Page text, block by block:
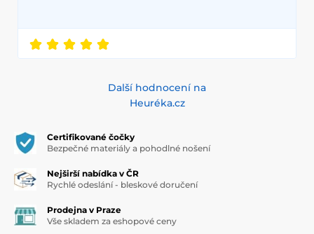
Další hodnocení na
Heuréka.cz
Certifikované čočky
Bezpečné materiály a pohodlné nošení
Nejširší nabídka v ČR
Rychlé odeslání - bleskové doručení
Prodejna v Praze
Vše skladem za eshopové ceny